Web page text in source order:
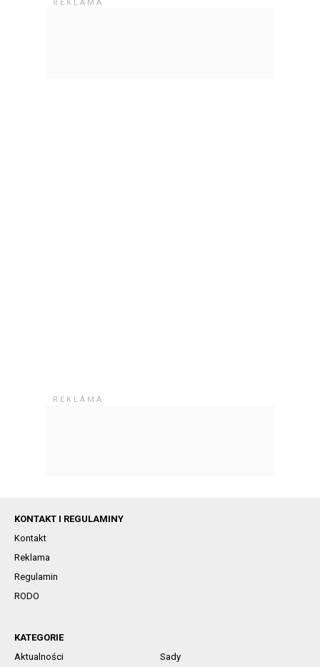
KONTAKT I REGULAMINY
Kontakt
Reklama
Regulamin
RODO
KATEGORIE
Aktualności
Sady